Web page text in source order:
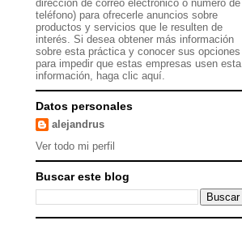
dirección de correo electrónico o número de
teléfono) para ofrecerle anuncios sobre
productos y servicios que le resulten de
interés. Si desea obtener más información
sobre esta práctica y conocer sus opciones
para impedir que estas empresas usen esta
información, haga clic aquí.
Datos personales
alejandrus
Ver todo mi perfil
Buscar este blog